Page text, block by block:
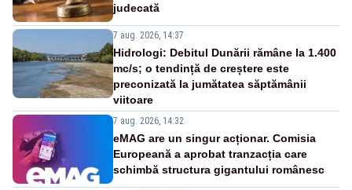
judecată
7 aug. 2026, 14:37
Hidrologi: Debitul Dunării rămâne la 1.400
mc/s; o tendință de creștere este
preconizată la jumătatea săptămânii
viitoare
7 aug. 2026, 14:32
eMAG are un singur acționar. Comisia
Europeană a aprobat tranzacția care
schimbă structura gigantului românesc